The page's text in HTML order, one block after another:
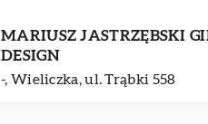
MARIUSZ JASTRZĘBSKI
DESIGN
-, Wieliczka, ul. Trąbki 558